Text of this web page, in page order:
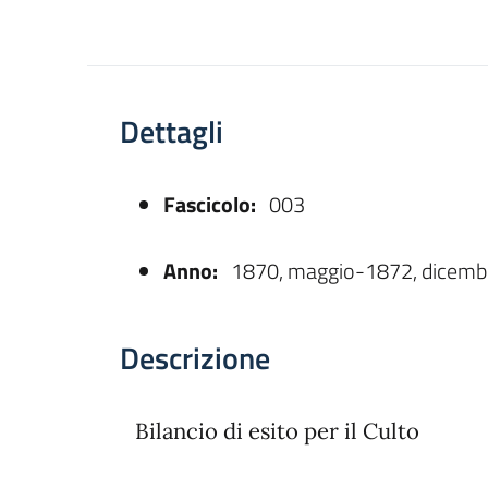
Dettagli
Fascicolo: 003
Anno: 1870, maggio-1872,
Descrizione
Bilancio di esito per il Culto